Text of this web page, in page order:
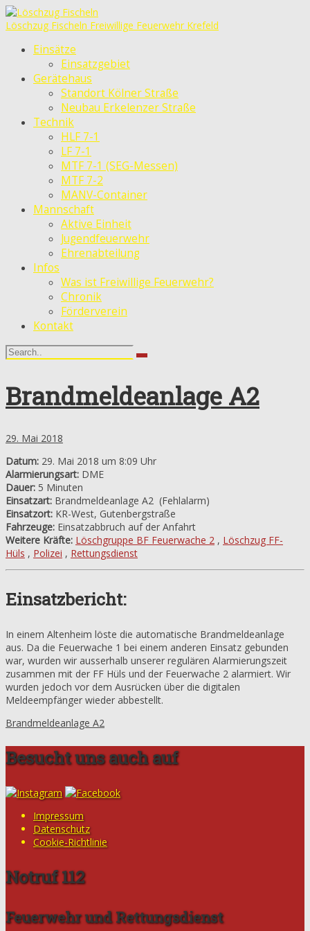
Löschzug Fischeln Freiwillige Feuerwehr Krefeld
Einsätze
Einsatzgebiet
Gerätehaus
Standort Kölner Straße
Neubau Erkelenzer Straße
Technik
HLF 7-1
LF 7-1
MTF 7-1 (SEG-Messen)
MTF 7-2
MANV-Container
Mannschaft
Aktive Einheit
Jugendfeuerwehr
Ehrenabteilung
Infos
Was ist Freiwillige Feuerwehr?
Chronik
Förderverein
Kontakt
Brandmeldeanlage A2
29. Mai 2018
Datum: 29. Mai 2018 um 8:09 Uhr
Alarmierungsart: DME
Dauer: 5 Minuten
Einsatzart: Brandmeldeanlage A2 (Fehlalarm)
Einsatzort: KR-West, Gutenbergstraße
Fahrzeuge: Einsatzabbruch auf der Anfahrt
Weitere Kräfte: Löschgruppe BF Feuerwache 2 , Löschzug FF-
Hüls , Polizei , Rettungsdienst
Einsatzbericht:
In einem Altenheim löste die automatische Brandmeldeanlage
aus. Da die Feuerwache 1 bei einem anderen Einsatz gebunden
war, wurden wir ausserhalb unserer regulären Alarmierungszeit
zusammen mit der FF Hüls und der Feuerwache 2 alarmiert. Wir
wurden jedoch vor dem Ausrücken über die digitalen
Meldeempfänger wieder abbestellt.
Brandmeldeanlage A2
Besucht uns auch auf
Impressum
Datenschutz
Cookie-Richtlinie
Notruf 112
Feuerwehr und Rettungsdienst